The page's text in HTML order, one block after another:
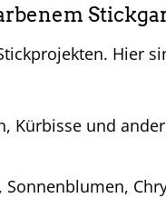
Hier
Kürbisse und
Sonnenblumen,